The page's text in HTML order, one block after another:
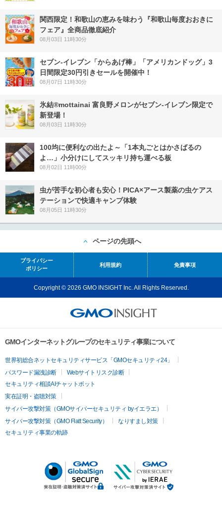
関西限定！和歌山の恵みを味わう『和歌山毎度おおきに
フェア』全商品徹底紹介
08月03日 11時30分
セブン‐イレブン「からあげ棒」「アメリカンドッグ」3
日間限定30円引きセールを開催中！
08月07日 11時30分
氷結®mottainai 富良野メロンがセブン‐イレブン限定で
新登場！
08月03日 11時30分
100均に便利なの出たよ～「1本丸ごとはかさばるの
よ…」小分けにしてスッキリ持ち運べる板
08月02日 11時00分
虫が苦手な初心者も安心！PICA×アース製薬の虫ケアス
テーションで快適キャンプ体験
08月05日 11時30分
ページの先頭へ
プライバシー
ポリシー
利用規約 免責事項
Copyright © 2026 GMO INSIGHT Inc. All Rights Reserved.
GMOインターネットグループのセキュリティ事業について
世界初総合ネットセキュリティサービス「GMOセキュリティ24」
パスワード漏洩診断
Webサイトリスク診断
セキュリティ相談AIチャットボット
実在証明・盗聴対策
サイバー攻撃対策（GMOサイバーセキュリティ byイエラエ）
サイバー攻撃対策（GMO Flatt Security）
なりすまし対策
セキュリティ事業の軌跡